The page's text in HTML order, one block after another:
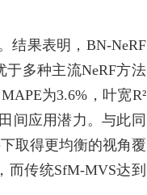
结果表明，BN-NeRF
于多种主流NeRF方法
为3.6%，叶宽R²
间应用潜力。与此同
取得更均衡的视角覆
而传统SfM-MVS达到